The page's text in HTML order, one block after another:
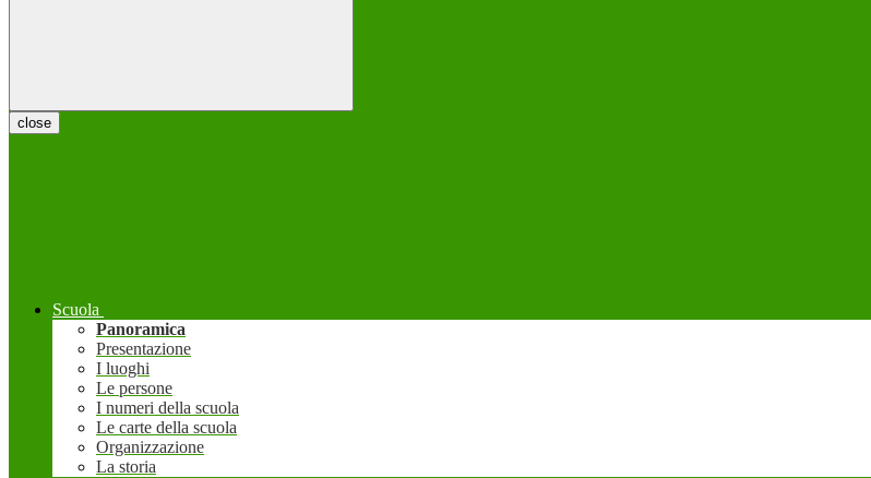
close
Scuola
Panoramica
Presentazione
I luoghi
Le persone
I numeri della scuola
Le carte della scuola
Organizzazione
La storia